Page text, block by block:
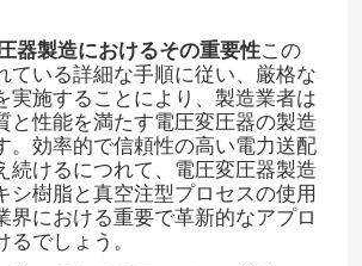
器製造におけるその重要性この
ている詳細な手順に従い、厳格な
実施することにより、製造業者は
と性能を満たす電圧変圧器の製造
。効率的で信頼性の高い電力送配
続けるにつれて、電圧変圧器製造
シ樹脂と真空注型プロセスの使用
界における重要で革新的なアプロ
でしょう。